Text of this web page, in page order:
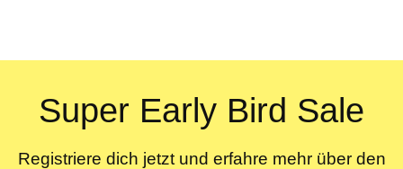
Super Early Bird Sale
Registriere dich jetzt und erfahre mehr über den